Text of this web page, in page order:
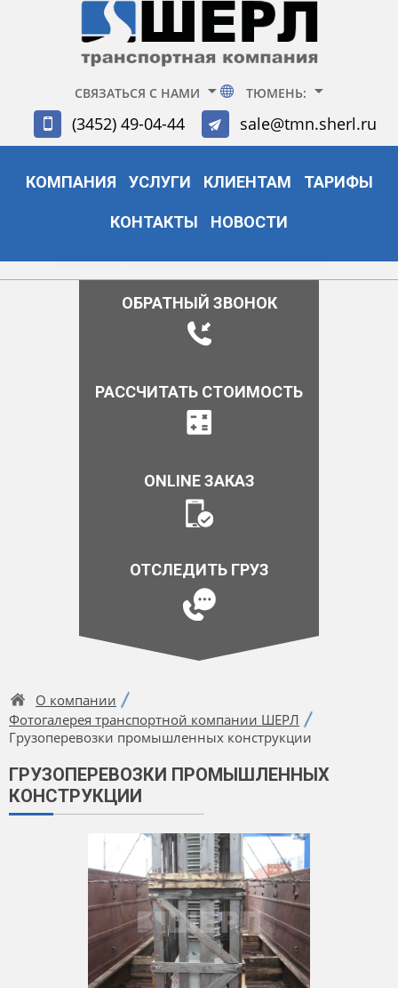
СВЯЗАТЬСЯ С НАМИ ТЮМЕНЬ:
(3452) 49-04-44 sale@tmn.sherl.ru
КОМПАНИЯ УСЛУГИ КЛИЕНТАМ ТАРИФЫ
КОНТАКТЫ НОВОСТИ
ОБРАТНЫЙ ЗВОНОК
РАССЧИТАТЬ СТОИМОСТЬ
ONLINE ЗАКАЗ
ОТСЛЕДИТЬ ГРУЗ
О компании
Фотогалерея транспортной компании ШЕРЛ
Грузоперевозки промышленных конструкции
ГРУЗОПЕРЕВОЗКИ ПРОМЫШЛЕННЫХ
КОНСТРУКЦИИ